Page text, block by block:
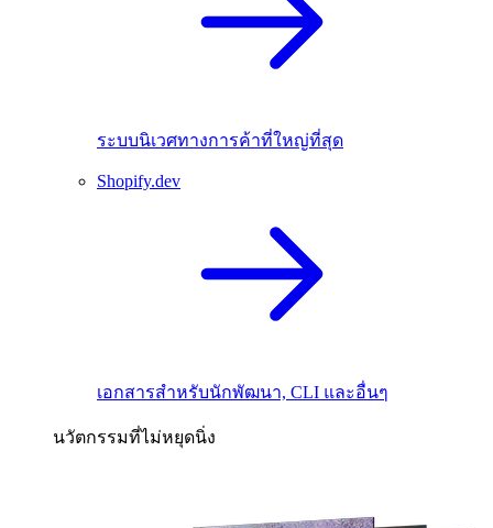
ระบบนิเวศทางการค้าที่ใหญ่ที่สุด
Shopify.dev
เอกสารสำหรับนักพัฒนา, CLI และอื่นๆ
นวัตกรรมที่ไม่หยุดนิ่ง